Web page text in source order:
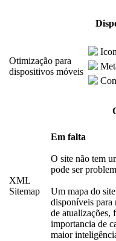
Otimização para
dispositivos móveis
XML
Sitemap
Em falta
O site não tem
pode ser
Um mapa do
disponíveis para
de atualizações,
importancia de
maior